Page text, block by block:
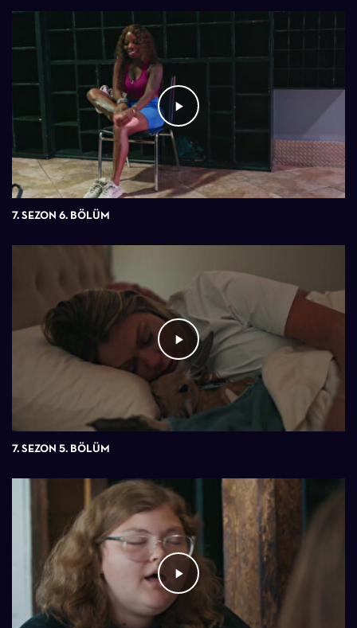
7. SEZON 6. BÖLÜM
7. SEZON 5. BÖLÜM